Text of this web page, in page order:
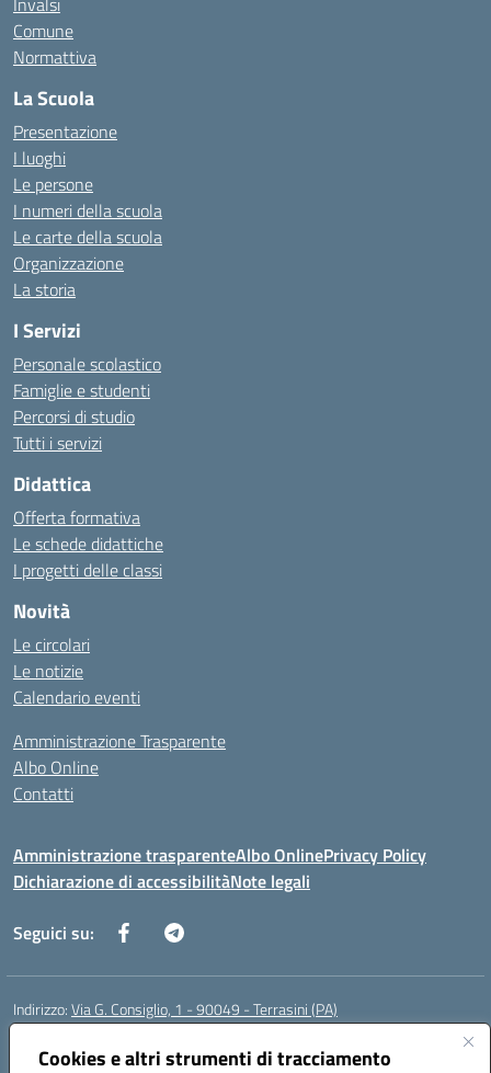
Cookies e altri strumenti di tracciamento
Comune
Normattiva
La Scuola
Presentazione
I luoghi
Le persone
I numeri della scuola
Le carte della scuola
Organizzazione
La storia
I Servizi
Personale scolastico
Famiglie e studenti
Percorsi di studio
Tutti i servizi
Didattica
Offerta formativa
Le schede didattiche
I progetti delle classi
Novità
Le circolari
Le notizie
Calendario eventi
Amministrazione Trasparente
Albo Online
Contatti
Amministrazione trasparenteAlbo OnlinePrivacy Policy
Dichiarazione di accessibilitàNote legali
Seguici su:
Indirizzo:Via G. Consiglio, 1 - 90049 - Terrasini (PA)
Centralino:
Posta elettronica certificata (PEC):paic88700d@pec.istruzione.it